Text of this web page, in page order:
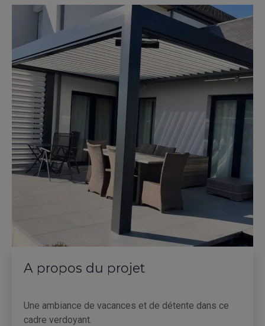
A propos du projet
Une ambiance de vacances et de détente dans ce
cadre verdoyant.